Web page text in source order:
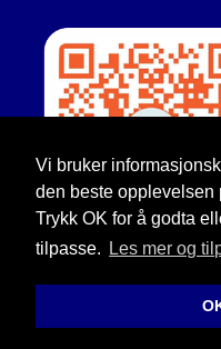
Vi bruker
den beste opplevelsen
Trykk OK for å godta
tilpasse.
Les mer og
© Copyright 2026